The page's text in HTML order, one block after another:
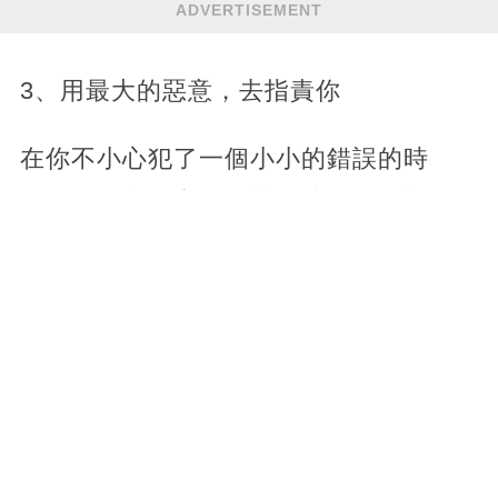
ADVERTISEMENT
3、用最大的惡意，去指責你
在你不小心犯了一個小小的錯誤的時